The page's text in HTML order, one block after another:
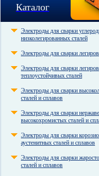
Каталог
Электроды для сварки
низколегированных сталей
Электроды для сварки
Электроды для сварки
теплоустойчивых сталей
Электроды для сварки
сталей и сплавов
Электроды для сварки
высокохромистых сталей и
Электроды для сварки
аустенитных сталей и сплавов
Электроды для сварки
сталей и сплавов